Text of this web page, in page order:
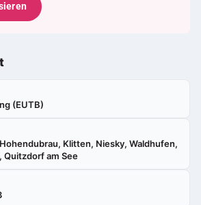
(EUTB)
Klitten, Niesky, Waldhufen,
Quitzdorf am See